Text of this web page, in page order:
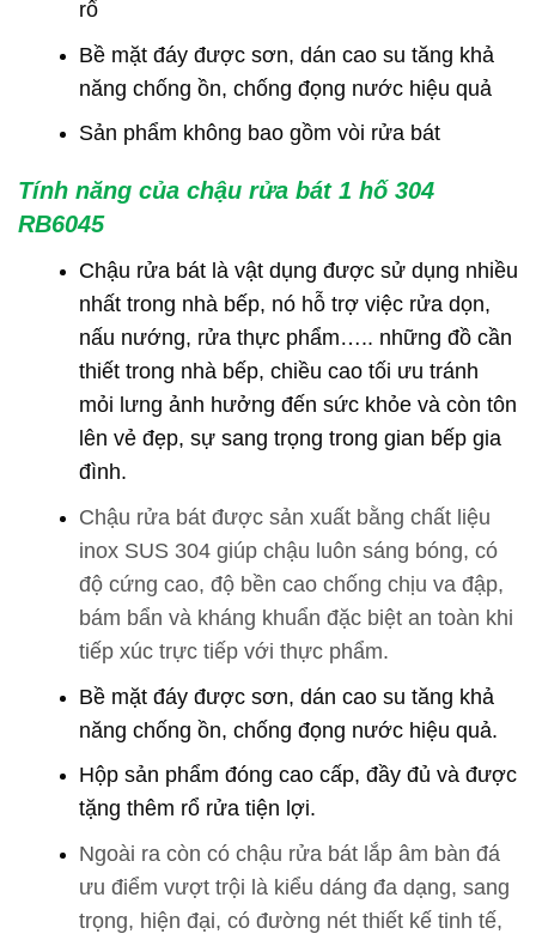
rổ
Bề mặt đáy được sơn, dán cao su tăng khả
năng chống ồn, chống đọng nước hiệu quả
Sản phẩm không bao gồm vòi rửa bát
Tính năng của chậu rửa bát 1 hố 304
RB6045
Chậu rửa bát là vật dụng được sử dụng nhiều
nhất trong nhà bếp, nó hỗ trợ việc rửa dọn,
nấu nướng, rửa thực phẩm….. những đồ cần
thiết trong nhà bếp, chiều cao tối ưu tránh
mỏi lưng ảnh hưởng đến sức khỏe và còn tôn
lên vẻ đẹp, sự sang trọng trong gian bếp gia
đình.
Chậu rửa bát được sản xuất bằng chất liệu
inox SUS 304 giúp chậu luôn sáng bóng, có
độ cứng cao, độ bền cao chống chịu va đập,
bám bẩn và kháng khuẩn đặc biệt an toàn khi
tiếp xúc trực tiếp với thực phẩm.
Bề mặt đáy được sơn, dán cao su tăng khả
năng chống ồn, chống đọng nước hiệu quả.
Hộp sản phẩm đóng cao cấp, đầy đủ và được
tặng thêm rổ rửa tiện lợi.
Ngoài ra còn có chậu rửa bát lắp âm bàn đá
ưu điểm vượt trội là kiểu dáng đa dạng, sang
trọng, hiện đại, có đường nét thiết kế tinh tế,